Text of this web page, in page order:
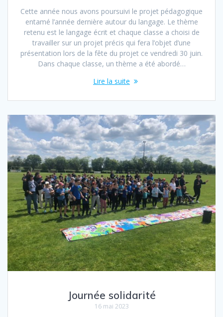
Cette année nous avons poursuivi le projet pédagogique
entamé l’année dernière autour du langage. Le thème
retenu est le langage écrit et chaque classe a choisi de
travailler sur un projet précis qui fera l’objet d’une
présentation lors de la fête du projet ce vendredi 30 juin.
Dans chaque classe, un thème a été abordé…
Lire la suite
Journée solidarité
16 mai 2023